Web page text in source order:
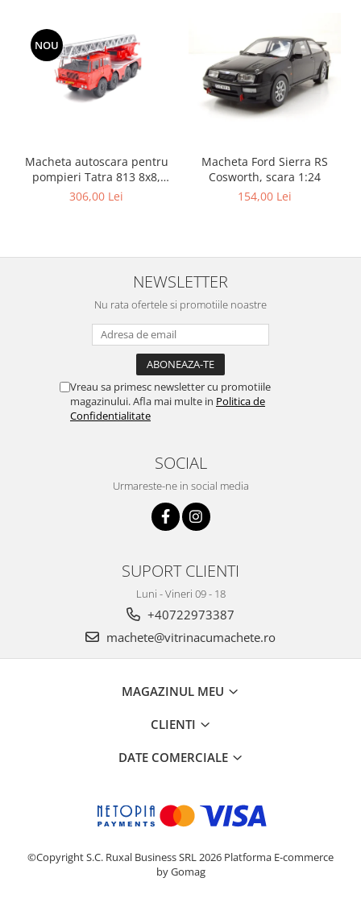
NOU
Macheta autoscara pentru
pompieri Tatra 813 8x8,
scara 1:43
306,00 Lei
Macheta Ford Sierra RS
Cosworth, scara 1:24
154,00 Lei
NEWSLETTER
Nu rata ofertele si promotiile noastre
Vreau sa primesc newsletter cu promotiile
magazinului. Afla mai multe in Politica de
Confidentialitate
SOCIAL
Urmareste-ne in social media
SUPORT CLIENTI
Luni - Vineri 09 - 18
+40722973387
machete@vitrinacumachete.ro
MAGAZINUL MEU
CLIENTI
DATE COMERCIALE
©Copyright S.C. Ruxal Business SRL 2026 Platforma E-commerce
by Gomag